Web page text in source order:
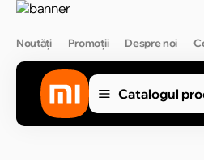
Noutăți Promoții Despre noi
Catalogul